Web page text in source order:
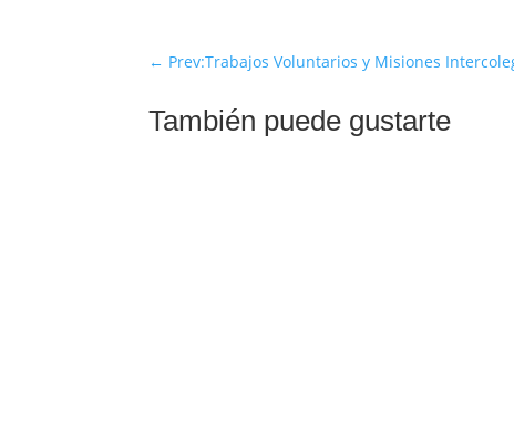
← Prev:Trabajos Voluntarios y Misiones
También puede gustarte